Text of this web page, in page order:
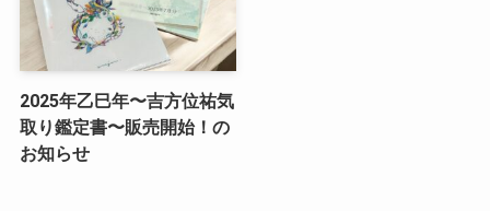
2025年乙巳年〜吉方位祐気
取り鑑定書〜販売開始！の
お知らせ